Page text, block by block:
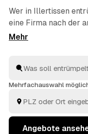
Wer in Illertissen
eine Firma nach der
Kosten neu. Mit AWL
mehrerer geprüfter
legen die Angebote
entschieden haben.
Mehrfachauswahl
Angebote